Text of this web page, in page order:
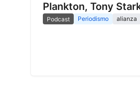
Plankton, Tony
Podcast Periodismo alianza